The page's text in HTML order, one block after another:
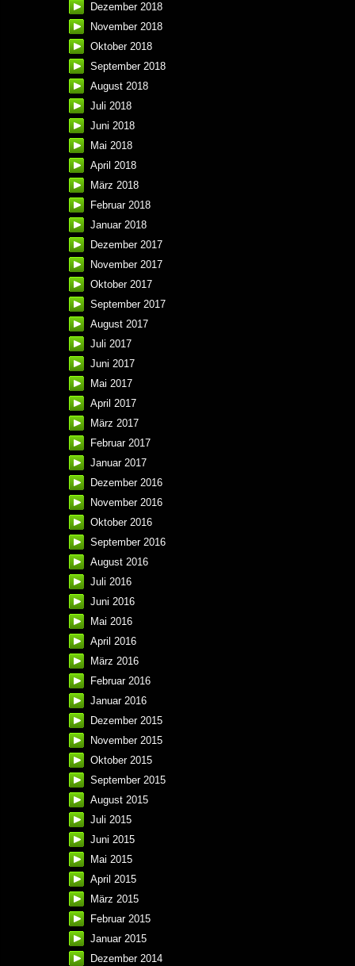
Dezember 2018
November 2018
Oktober 2018
September 2018
August 2018
Juli 2018
Juni 2018
Mai 2018
April 2018
März 2018
Februar 2018
Januar 2018
Dezember 2017
November 2017
Oktober 2017
September 2017
August 2017
Juli 2017
Juni 2017
Mai 2017
April 2017
März 2017
Februar 2017
Januar 2017
Dezember 2016
November 2016
Oktober 2016
September 2016
August 2016
Juli 2016
Juni 2016
Mai 2016
April 2016
März 2016
Februar 2016
Januar 2016
Dezember 2015
November 2015
Oktober 2015
September 2015
August 2015
Juli 2015
Juni 2015
Mai 2015
April 2015
März 2015
Februar 2015
Januar 2015
Dezember 2014